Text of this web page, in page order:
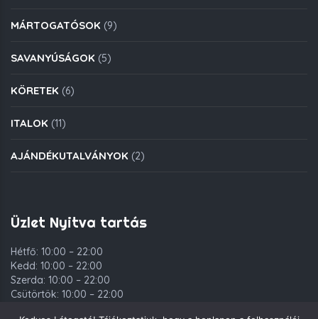
MÁRTOGATÓSOK (9)
SAVANYÚSÁGOK (5)
KÖRETEK (6)
ITALOK (11)
AJÁNDÉKUTALVÁNYOK (2)
Üzlet Nyitva tartás
Hétfő: 10:00 – 22:00
Kedd: 10:00 – 22:00
Szerda: 10:00 – 22:00
Csütörtök: 10:00 – 22:00